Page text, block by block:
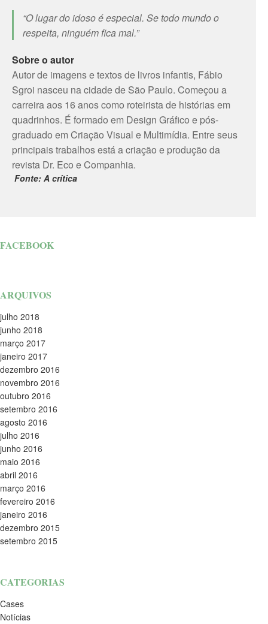
“O lugar do idoso é especial. Se todo mundo o
respeita, ninguém fica mal.”
Sobre o autor
Autor de imagens e textos de livros infantis, Fábio
Sgroi nasceu na cidade de São Paulo. Começou a
carreira aos 16 anos como roteirista de histórias em
quadrinhos. É formado em Design Gráfico e pós-
graduado em Criação Visual e Multimídia. Entre seus
principais trabalhos está a criação e produção da
revista Dr. Eco e Companhia.
Fonte: A crítica
FACEBOOK
ARQUIVOS
julho 2018
junho 2018
março 2017
janeiro 2017
dezembro 2016
novembro 2016
outubro 2016
setembro 2016
agosto 2016
julho 2016
junho 2016
maio 2016
abril 2016
março 2016
fevereiro 2016
janeiro 2016
dezembro 2015
setembro 2015
CATEGORIAS
Cases
Notícias